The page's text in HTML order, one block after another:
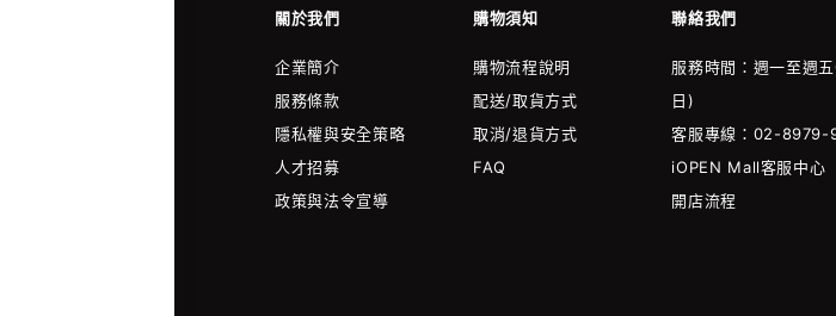
關於我們 購物須知 聯絡我們
企業簡介
服務條款
隱私權與安全策略
人才招募
政策與法令宣導
購物流程說明
配送/取貨方式
取消/退貨方式
FAQ
服務時間：週一至週
日)
客服專線：02-8979-
iOPEN Mall客服中心
開店流程